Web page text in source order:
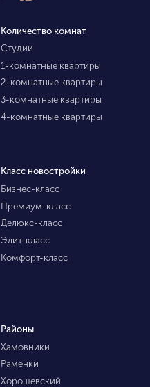
Количество комнат
Студии
1-комнатные квартиры
2-комнатные квартиры
3-комнатные квартиры
4-комнатные квартиры
Класс новостройки
Бизнес-класс
Премиум-класс
Делюкс-класс
Элит-класс
Комфорт-класс
Районы
Хамовники
Раменки
Хорошевский